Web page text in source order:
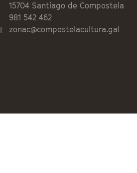
15704 Santiago de Compostela
981 542 462
zonac@compostelacultura.gal